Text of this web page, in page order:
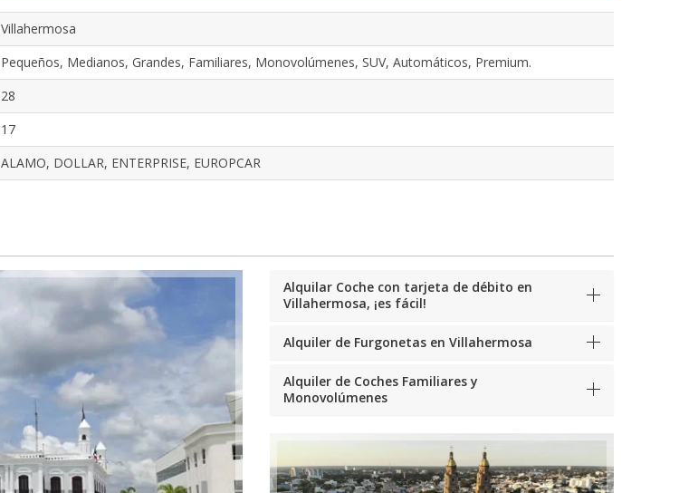
Villahermosa
Pequeños, Medianos, Grandes, Familiares, Monovolúmenes, SUV, Automáticos, Premium.
28
17
ALAMO, DOLLAR, ENTERPRISE, EUROPCAR
Alquilar Coche con tarjeta de débito en
Villahermosa, ¡es fácil!
Alquiler de Furgonetas en Villahermosa
Alquiler de Coches Familiares y
Monovolúmenes